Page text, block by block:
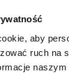
aby
ruch na
46
favorite_border